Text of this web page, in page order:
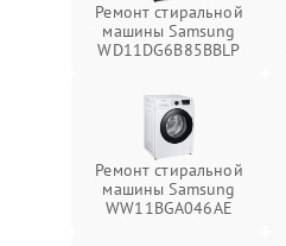
Ремонт стиральной
машины Samsung
WD11DG6B85BBLP
Ремонт стиральной
машины Samsung
WW11BGA046AE